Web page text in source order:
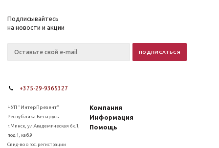
Подписывайтесь
на новости и акции
+375-29-9365327
ЧУП "ИнтерПрезент"
Республика Беларусь
г.Минск, ул.Академическая 6к.1,
под.1, каб.9
Свид-во о гос. регистрации
Компания
Информация
Помощь